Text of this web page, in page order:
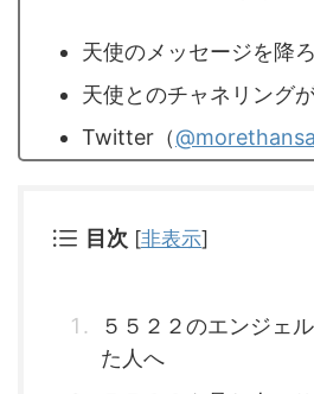
天使のメッセージを降
天使とのチャネリング
Twitter（
目次 [非表示]
５５２２のエンジェ
た人へ